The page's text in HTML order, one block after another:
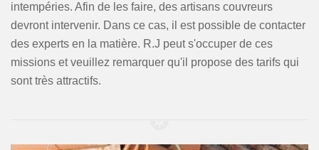
intempéries. Afin de les faire, des artisans couvreurs
devront intervenir. Dans ce cas, il est possible de contacter
des experts en la matière. R.J peut s'occuper de ces
missions et veuillez remarquer qu'il propose des tarifs qui
sont très attractifs.